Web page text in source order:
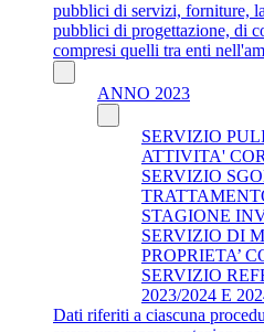
pubblici di servizi, forniture,
pubblici di progettazione, di
compresi quelli tra enti
ANNO 2023
SERVIZIO
ATTIVITA'
SERVIZIO
STAGIONE
SERVIZIO DI
PROPRIETA’
SERVIZIO
2023/2024 E
Dati riferiti a ciascuna